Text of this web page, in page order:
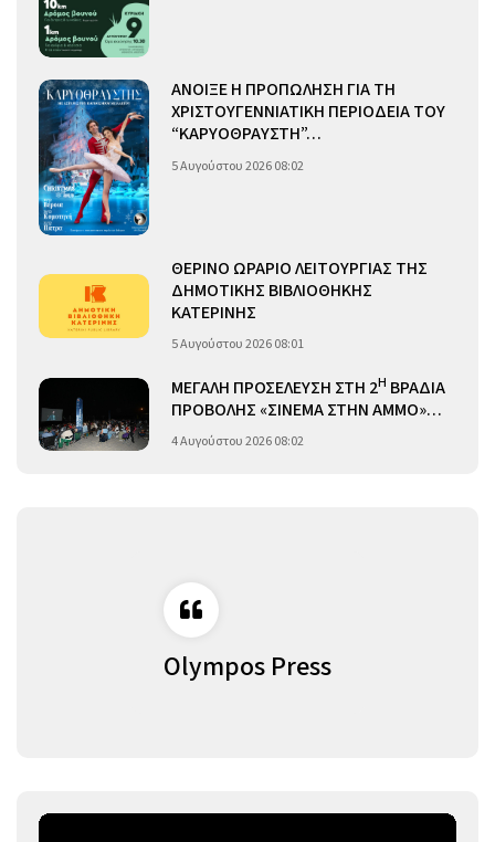
ΑΝΟΙΞΕ Η ΠΡΟΠΩΛΗΣΗ ΓΙΑ ΤΗ
ΧΡΙΣΤΟΥΓΕΝΝΙΑΤΙΚΗ ΠΕΡΙΟΔΕΙΑ ΤΟΥ
“ΚΑΡΥΟΘΡΑΥΣΤΗ”…
5 Αυγούστου 2026 08:02
ΘΕΡΙΝΟ ΩΡΑΡΙΟ ΛΕΙΤΟΥΡΓΙΑΣ ΤΗΣ
ΔΗΜΟΤΙΚΗΣ ΒΙΒΛΙΟΘΗΚΗΣ
ΚΑΤΕΡΙΝΗΣ
5 Αυγούστου 2026 08:01
ΜΕΓΑΛΗ ΠΡΟΣΕΛΕΥΣΗ ΣΤΗ 2Η ΒΡΑΔΙΑ
ΠΡΟΒΟΛΗΣ «ΣΙΝΕΜΑ ΣΤΗΝ ΑΜΜΟ»…
4 Αυγούστου 2026 08:02
Olympos Press